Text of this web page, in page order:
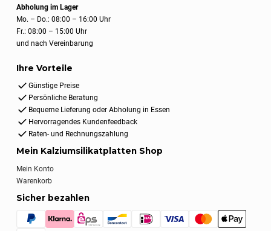
Abholung im Lager
Mo. – Do.: 08:00 – 16:00 Uhr
Fr.: 08:00 – 15:00 Uhr
und nach Vereinbarung
Ihre Vorteile
Günstige Preise
Persönliche Beratung
Bequeme Lieferung oder Abholung in Essen
Hervorragendes Kundenfeedback
Raten- und Rechnungszahlung
Mein Kalziumsilikatplatten Shop
Mein Konto
Warenkorb
Sicher bezahlen